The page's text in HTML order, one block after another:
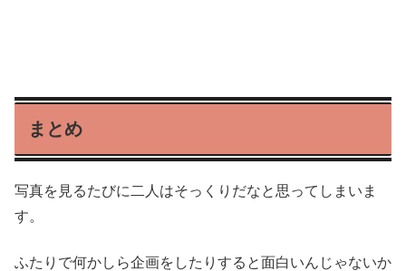
まとめ
写真を見るたびに二人はそっくりだなと思ってしまいま
す。
ふたりで何かしら企画をしたりすると面白いんじゃないか